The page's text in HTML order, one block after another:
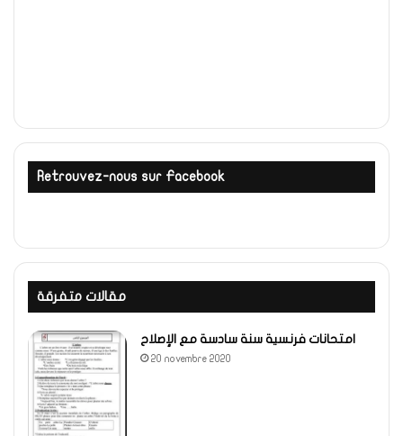
Retrouvez-nous sur Facebook
مقالات متفرقة
امتحانات فرنسية سنة سادسة مع الإصلاح
20 novembre 2020